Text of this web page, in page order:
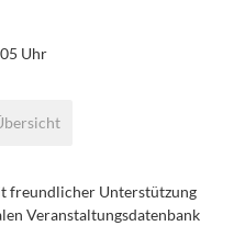
Uhr
freundlicher Unterstützung
Veranstaltungsdatenbank